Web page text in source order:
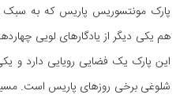
پارک مونتسوریس پاریس که به سبک
هم یکی دیگر از یادگارهای لویی
این پارک یک فضایی رویایی دارد و یکی
شلوغی برخی روزهای پاریس است.